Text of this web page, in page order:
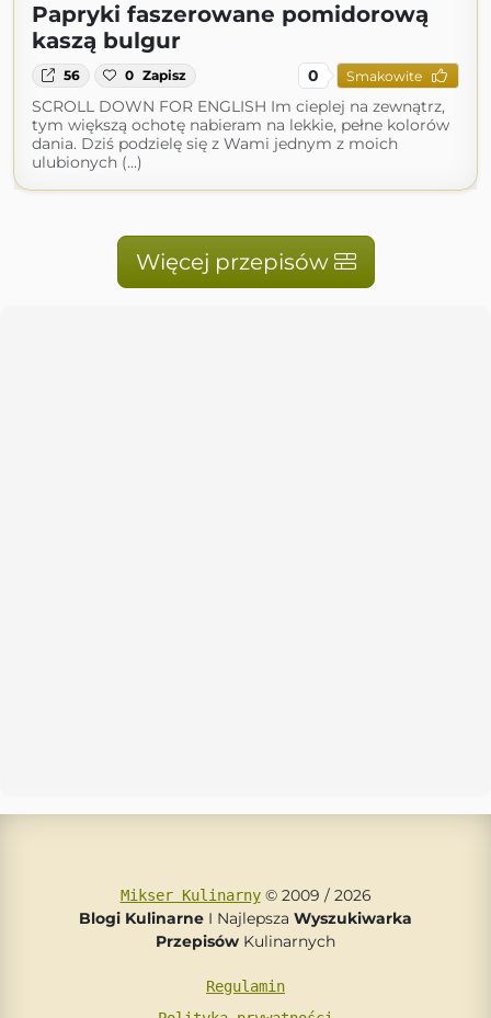
Papryki faszerowane pomidorową
kaszą bulgur
56 0 Zapisz 0 Smakowite
SCROLL DOWN FOR ENGLISH Im cieplej na zewnątrz,
tym większą ochotę nabieram na lekkie, pełne kolorów
dania. Dziś podzielę się z Wami jednym z moich
ulubionych (...)
Więcej przepisów
Mikser Kulinarny© 2009 / 2026
Blogi Kulinarne I Najlepsza Wyszukiwarka
Przepisów Kulinarnych
Regulamin